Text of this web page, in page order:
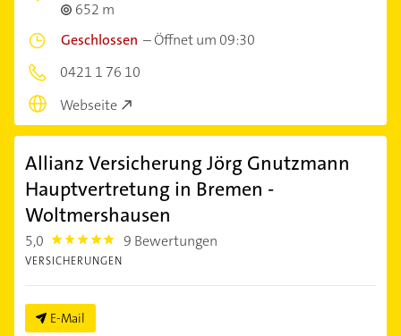
652 m
Geschlossen –Öffnet um 09:30
0421 1 76 10
Webseite
Allianz Versicherung Jörg Gnutzmann
Hauptvertretung in Bremen -
Woltmershausen
5,0 5.0 9 Bewertungen
VERSICHERUNGEN
E-Mail